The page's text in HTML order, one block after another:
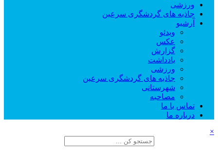
ورزشی
جاذبه های گردشگری سرعین
آرشیو
ویدئو
عکس
گزارش
یادداشت
ورزشی
جاذبه های گردشگری سرعین
شهرستانی
مصاحبه
تماس با ما
درباره ما
×